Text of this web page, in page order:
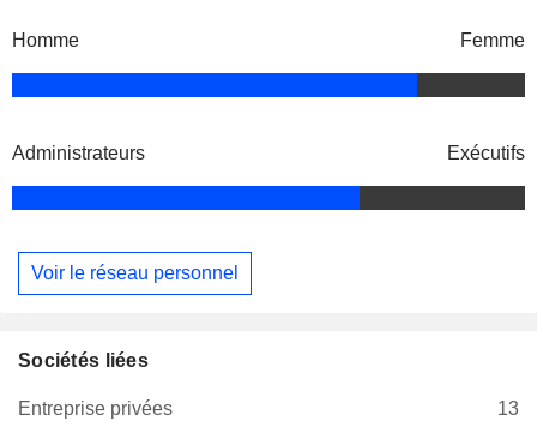
Homme Femme
Administrateurs Exécutifs
Voir le réseau personnel
Sociétés liées
Entreprise privées
13